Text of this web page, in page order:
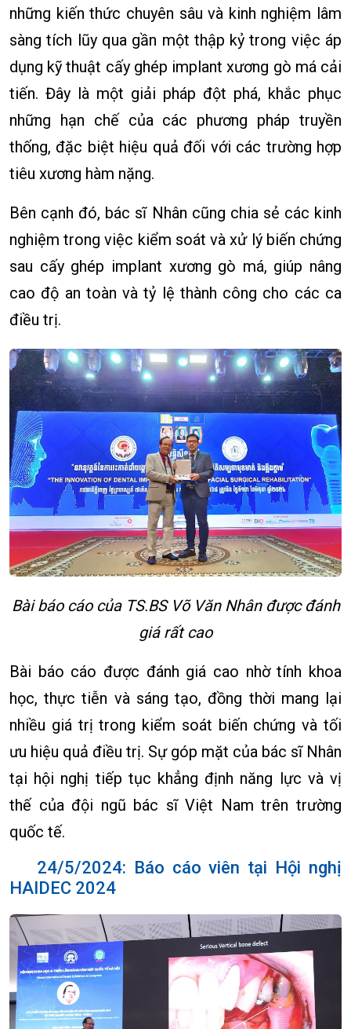
những kiến thức chuyên sâu và kinh nghiệm lâm
sàng tích lũy qua gần một thập kỷ trong việc áp
dụng kỹ thuật cấy ghép implant xương gò má cải
tiến. Đây là một giải pháp đột phá, khắc phục
những hạn chế của các phương pháp truyền
thống, đặc biệt hiệu quả đối với các trường hợp
tiêu xương hàm nặng.
Bên cạnh đó, bác sĩ Nhân cũng chia sẻ các kinh
nghiệm trong việc kiểm soát và xử lý biến chứng
sau cấy ghép implant xương gò má, giúp nâng
cao độ an toàn và tỷ lệ thành công cho các ca
điều trị.
Bài báo cáo của TS.BS Võ Văn Nhân được đánh
giá rất cao
Bài báo cáo được đánh giá cao nhờ tính khoa
học, thực tiễn và sáng tạo, đồng thời mang lại
nhiều giá trị trong kiểm soát biến chứng và tối
ưu hiệu quả điều trị. Sự góp mặt của bác sĩ Nhân
tại hội nghị tiếp tục khẳng định năng lực và vị
thế của đội ngũ bác sĩ Việt Nam trên trường
quốc tế.
24/5/2024: Báo cáo viên tại Hội nghị
HAIDEC 2024